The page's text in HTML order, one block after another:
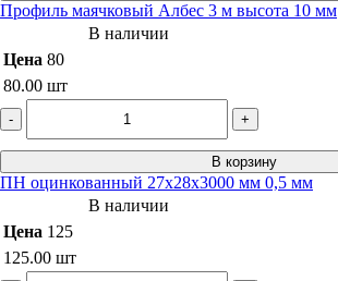
Профиль маячковый Албес 3 м высота 10 мм
В наличии
Цена 80
80.00 шт
- +
В корзину
ПН оцинкованный 27х28х3000 мм 0,5 мм
В наличии
Цена 125
125.00 шт